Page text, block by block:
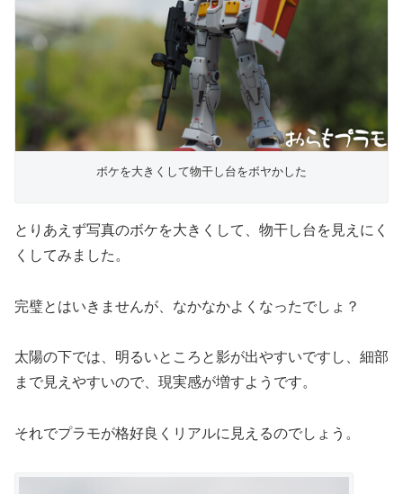
ボケを大きくして物干し台をボヤかした
とりあえず写真のボケを大きくして、物干し台を見えにく
くしてみました。
完璧とはいきませんが、なかなかよくなったでしょ？
太陽の下では、明るいところと影が出やすいですし、細部
まで見えやすいので、現実感が増すようです。
それでプラモが格好良くリアルに見えるのでしょう。